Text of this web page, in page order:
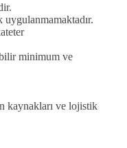
minimum ve
kaynakları ve lojistik